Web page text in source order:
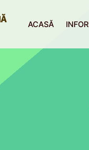
ACASĂ